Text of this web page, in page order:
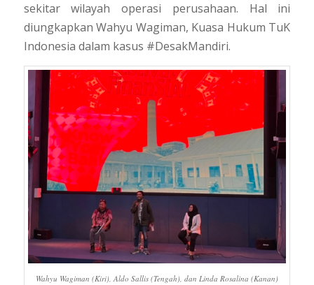
sekitar wilayah operasi perusahaan. Hal ini
diungkapkan Wahyu Wagiman, Kuasa Hukum TuK
Indonesia dalam kasus #DesakMandiri.
Wahyu Wagiman (Kiri), Aldo Sallis (Tengah), dan Linda Rosalina (Kanan)